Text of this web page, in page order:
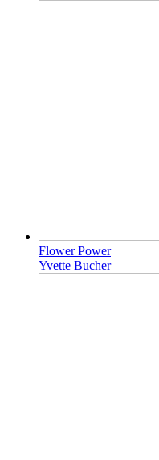
Flower Power
Yvette Bucher